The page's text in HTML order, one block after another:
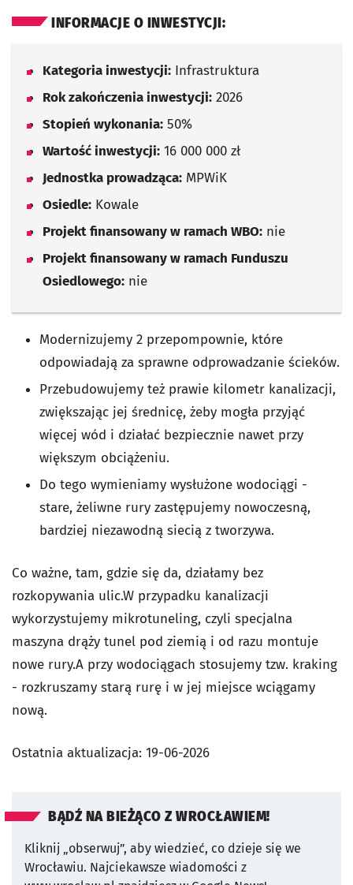
INFORMACJE O INWESTYCJI:
Kategoria inwestycji: Infrastruktura
Rok zakończenia inwestycji: 2026
Stopień wykonania: 50%
Wartość inwestycji: 16 000 000 zł
Jednostka prowadząca: MPWiK
Osiedle: Kowale
Projekt finansowany w ramach WBO: nie
Projekt finansowany w ramach Funduszu
Osiedlowego: nie
Modernizujemy 2 przepompownie, które
odpowiadają za sprawne odprowadzanie ścieków.
Przebudowujemy też prawie kilometr kanalizacji,
zwiększając jej średnicę, żeby mogła przyjąć
więcej wód i działać bezpiecznie nawet przy
większym obciążeniu.
Do tego wymieniamy wysłużone wodociągi -
stare, żeliwne rury zastępujemy nowoczesną,
bardziej niezawodną siecią z tworzywa.
Co ważne, tam, gdzie się da, działamy bez
rozkopywania ulic.W przypadku kanalizacji
wykorzystujemy mikrotuneling, czyli specjalna
maszyna drąży tunel pod ziemią i od razu montuje
nowe rury.A przy wodociągach stosujemy tzw. kraking
- rozkruszamy starą rurę i w jej miejsce wciągamy
nową.
Ostatnia aktualizacja: 19-06-2026
BĄDŹ NA BIEŻĄCO Z WROCŁAWIEM!
Kliknij „obserwuj”, aby wiedzieć, co dzieje się we
Wrocławiu. Najciekawsze wiadomości z